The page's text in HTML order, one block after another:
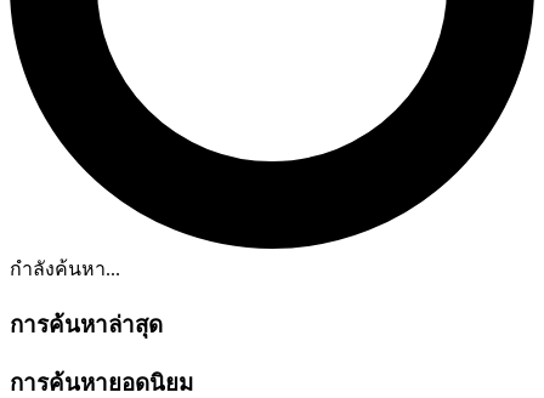
กำลังค้นหา...
การค้นหาล่าสุด
การค้นหายอดนิยม